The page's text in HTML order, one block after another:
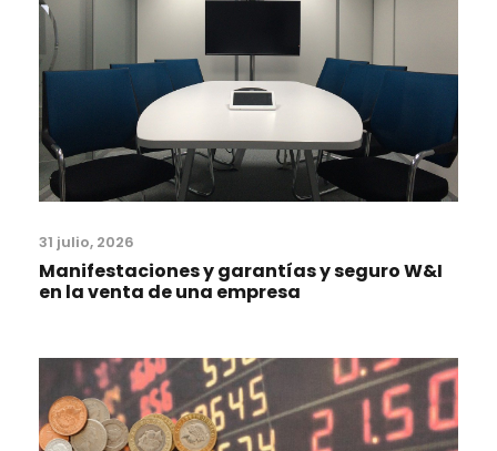
31 julio, 2026
Manifestaciones y garantías y seguro W&I
en la venta de una empresa